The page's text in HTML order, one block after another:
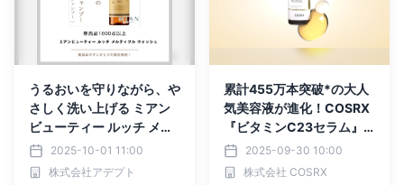
うるおいを守りながら、や
さしく洗い上げる ミアン
ビューティー ルッチ メル
ティフル ウォッシュ
2025-10-01 11:00
株式会社アデプト
累計455万本突破*の大人
気美容液が進化！COSRX
『ビタミンC23セラム』
リニューアル発売
2025-09-30 10:00
株式会社 COSRX